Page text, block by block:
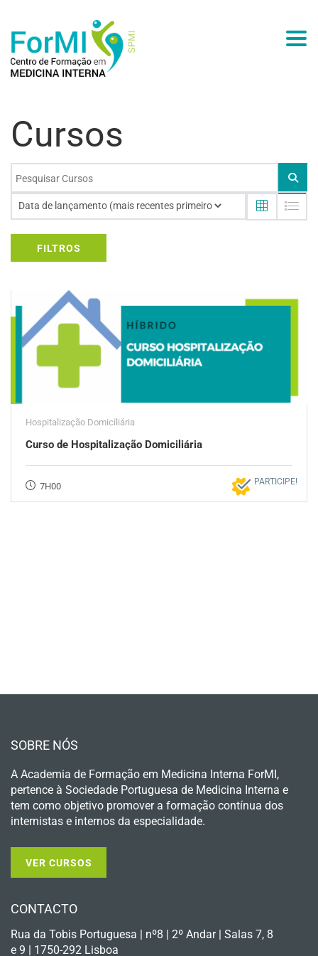
Cursos
FILTROS
Hospitalização Domiciliária
Curso de Hospitalização Domiciliária
7H00 PARTICIPE!
SOBRE NÓS
A Academia de Formação em Medicina Interna ForMI,
pertence à Sociedade Portuguesa de Medicina Interna e
tem como objetivo promover a formação contínua dos
internistas e internos da especialidade.
VER CURSOS
CONTACTO
Rua da Tobis Portuguesa | nº8 | 2º Andar | Salas 7, 8
e 9 | 1750-292 Lisboa